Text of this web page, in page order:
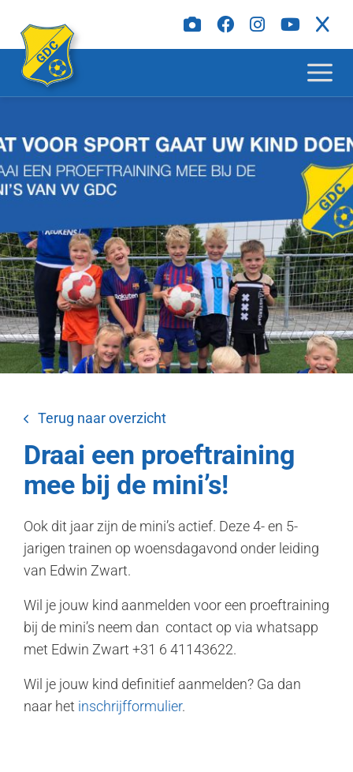
Terug naar overzicht
Draai een proeftraining
mee bij de mini’s!
Ook dit jaar zijn de mini’s actief. Deze 4- en 5-
jarigen trainen op woensdagavond onder leiding
van Edwin Zwart.
Wil je jouw kind aanmelden voor een proeftraining
bij de mini’s neem dan contact op via whatsapp
met Edwin Zwart +31 6 41143622.
Wil je jouw kind definitief aanmelden? Ga dan
naar het inschrijfformulier.